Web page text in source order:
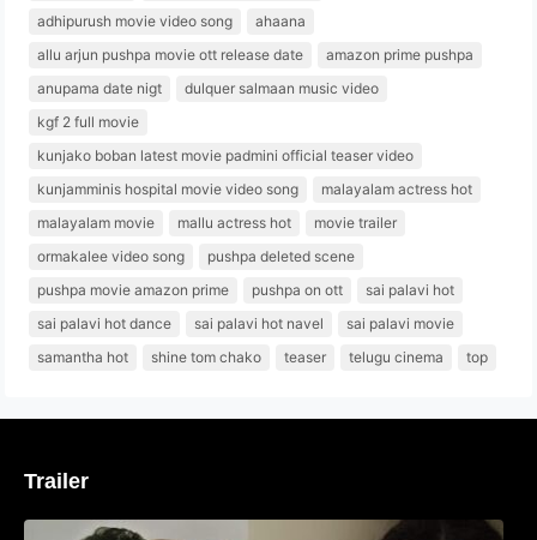
adhipurush movie video song
ahaana
allu arjun pushpa movie ott release date
amazon prime pushpa
anupama date nigt
dulquer salmaan music video
kgf 2 full movie
kunjako boban latest movie padmini official teaser video
kunjamminis hospital movie video song
malayalam actress hot
malayalam movie
mallu actress hot
movie trailer
ormakalee video song
pushpa deleted scene
pushpa movie amazon prime
pushpa on ott
sai palavi hot
sai palavi hot dance
sai palavi hot navel
sai palavi movie
samantha hot
shine tom chako teaser telugu cinema top
Trailer
‘മരീചിക’യുമായി അനുപമ പരമേശ്വരൻ;